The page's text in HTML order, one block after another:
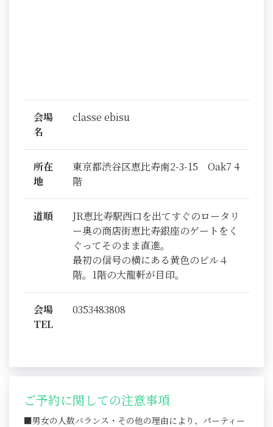
会場
名
classe ebisu
所在
地
東京都渋谷区恵比寿南2-3-15 Oak7 4
階
道順
JR恵比寿駅西口を出てすぐのロータリ
ー奥の商店街恵比寿銀座のゲートをく
ぐってそのまま直進。
最初の信号の横にある黄色のビル４
階。1階の大龍軒が目印。
会場
TEL
0353483808
ご予約に関しての注意事項
■男女の人数バランス・その他の理由により、パーティー